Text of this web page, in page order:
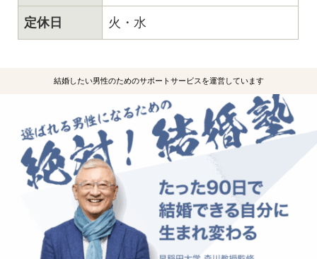
定休日 火・水
結婚したい男性のためのサポートサービスを運営しています